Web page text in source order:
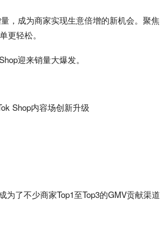
，成为商家实现生意倍增的新机会。聚焦
更轻松。
迎来销量大爆发。
了不少商家Top1至Top3的GMV贡献渠道